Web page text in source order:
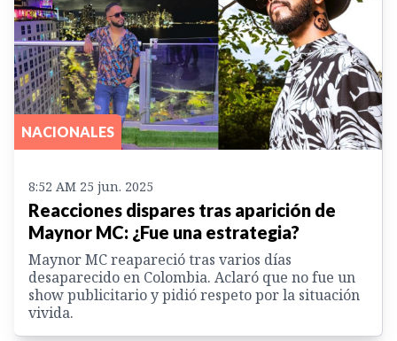
NACIONALES
8:52 AM 25 jun. 2025
Reacciones dispares tras aparición de
Maynor MC: ¿Fue una estrategia?
Maynor MC reapareció tras varios días
desaparecido en Colombia. Aclaró que no fue un
show publicitario y pidió respeto por la situación
vivida.